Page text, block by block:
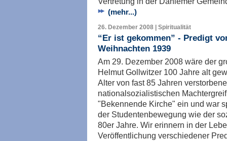
(mehr...)
26. Dezember 2008 | Spiritualität
“Er ist gekommen” - Predigt
Weihnachten 1939
Am 29. Dezember 2008 wäre der
Helmut Gollwitzer 100 Jahre alt
Alter von fast 85 Jahren
nationalsozialistischen
"Bekennende Kirche" ein und war
der Studentenbewegung wie der
80er Jahre. Wir erinnern in der
Veröffentlichung verschiedener